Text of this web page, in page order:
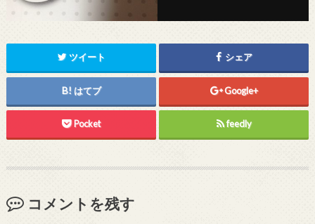
ツイート シェア
はてブ Google+
Pocket feedly
コメントを残す